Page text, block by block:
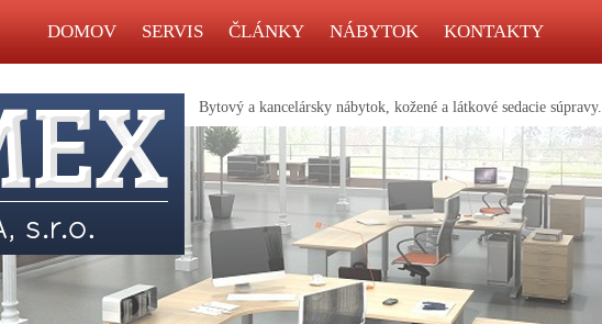
DOMOV SERVIS ČLÁNKY NÁBYTOK KONTAKTY
Bytový a kancelársky nábytok, kožené a látkové sedacie súpravy.